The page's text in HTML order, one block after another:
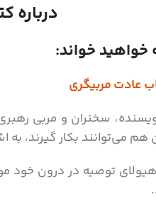
درباره
خواهید خواند:
عادت مربیگری
سخنران و مربی
می‌توانند بکار گیرند، به
توصیه در درون خود